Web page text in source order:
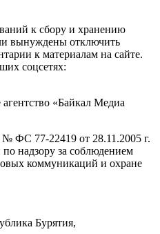
к сбору и хранению
вынуждены отключить
к материалам на сайте.
соцсетях:
«Байкал Медиа
ФС 77-22419 от 28.11.2005 г.
надзору за соблюдением
коммуникаций и охране
Бурятия,